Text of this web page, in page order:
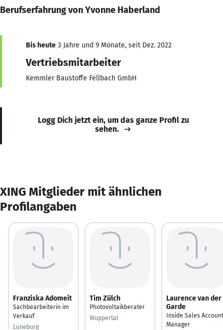
Berufserfahrung von Yvonne Haberland
Bis heute 3 Jahre und 9 Monate, seit Dez. 2022
Vertriebsmitarbeiter
Kemmler Baustoffe Fellbach GmbH
Logg Dich jetzt ein, um das ganze Profil zu
sehen.
XING Mitglieder mit ähnlichen
Profilangaben
Franziska Adomeit
Sachbearbeiterin im
Verkauf
Lüneburg
Tim Zülch
Photovoltaikberater
Wuppertal
Laurence van der
Garde
Inside Sales Account
Manager